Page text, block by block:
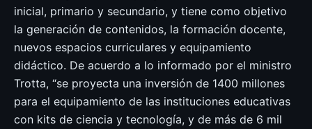
inicial, primario y secundario, y tiene como objetivo
la generación de contenidos, la formación docente,
nuevos espacios curriculares y equipamiento
didáctico. De acuerdo a lo informado por el ministro
Trotta, “se proyecta una inversión de 1400 millones
para el equipamiento de las instituciones educativas
con kits de ciencia y tecnología, y de más de 6 mil